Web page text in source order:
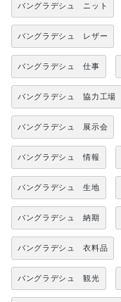
バングラデシュ ニット
バングラデシュ レザー
バングラデシュ 仕事
バングラデシュ 協力工場
バングラデシュ 展示会
バングラデシュ 情報
バングラデシュ 生地
バングラデシュ 納期
バングラデシュ 衣料品
バングラデシュ 観光